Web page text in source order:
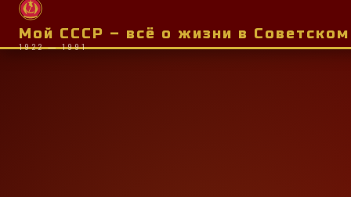
Мой СССР – всё о жизни в
1922 — 1991